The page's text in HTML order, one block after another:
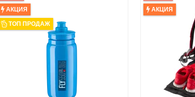
АКЦИЯ
ТОП ПРОДАЖ
АКЦИЯ